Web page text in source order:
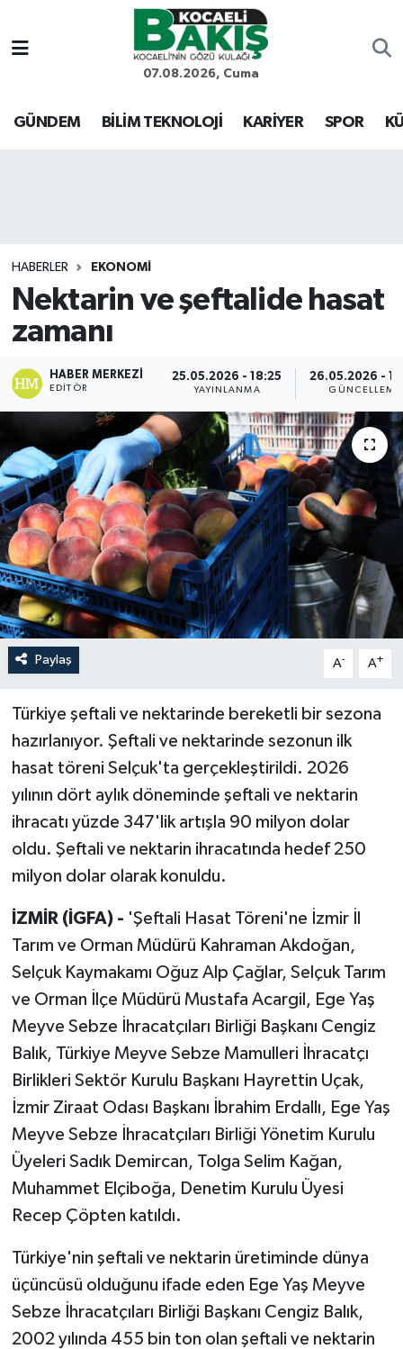
07.08.2026, Cuma
GÜNDEM BİLİM TEKNOLOJİ KARİYER SPOR
HABERLER EKONOMİ
Nektarin ve şeftalide hasat
zamanı
HABER MERKEZI
EDITÖR
25.05.2026 - 18:25
YAYINLANMA
26.05.2026 -
GÜNCELLEME
Paylaş A- A+
Türkiye şeftali ve nektarinde bereketli bir sezona
hazırlanıyor. Şeftali ve nektarinde sezonun ilk
hasat töreni Selçuk'ta gerçekleştirildi. 2026
yılının dört aylık döneminde şeftali ve nektarin
ihracatı yüzde 347'lik artışla 90 milyon dolar
oldu. Şeftali ve nektarin ihracatında hedef 250
milyon dolar olarak konuldu.
İZMİR (İGFA) - 'Şeftali Hasat Töreni'ne İzmir İl
Tarım ve Orman Müdürü Kahraman Akdoğan,
Selçuk Kaymakamı Oğuz Alp Çağlar, Selçuk Tarım
ve Orman İlçe Müdürü Mustafa Acargil, Ege Yaş
Meyve Sebze İhracatçıları Birliği Başkanı Cengiz
Balık, Türkiye Meyve Sebze Mamulleri İhracatçı
Birlikleri Sektör Kurulu Başkanı Hayrettin Uçak,
İzmir Ziraat Odası Başkanı İbrahim Erdallı, Ege Yaş
Meyve Sebze İhracatçıları Birliği Yönetim Kurulu
Üyeleri Sadık Demircan, Tolga Selim Kağan,
Muhammet Elçiboğa, Denetim Kurulu Üyesi
Recep Çöpten katıldı.
Türkiye'nin şeftali ve nektarin üretiminde dünya
üçüncüsü olduğunu ifade eden Ege Yaş Meyve
Sebze İhracatçıları Birliği Başkanı Cengiz Balık,
2002 yılında 455 bin ton olan şeftali ve nektarin
Kocaeli Nöbetçi Eczaneler
Kocaeli Hava Durumu
Son Dakika Haberleri
Haber Arşivi